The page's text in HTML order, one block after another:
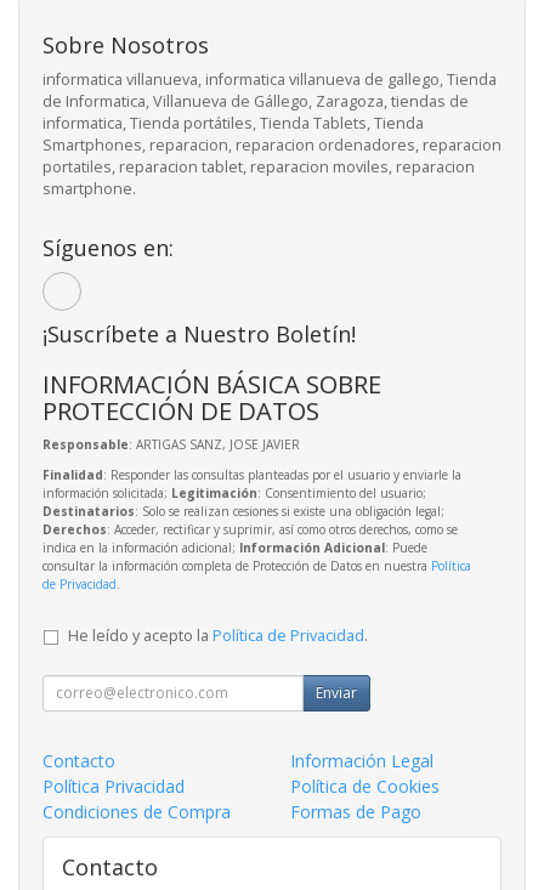
Sobre Nosotros
informatica villanueva, informatica villanueva de gallego, Tienda
de Informatica, Villanueva de Gállego, Zaragoza, tiendas de
informatica, Tienda portátiles, Tienda Tablets, Tienda
Smartphones, reparacion, reparacion ordenadores, reparacion
portatiles, reparacion tablet, reparacion moviles, reparacion
smartphone.
Síguenos en:
¡Suscríbete a Nuestro Boletín!
INFORMACIÓN BÁSICA SOBRE
PROTECCIÓN DE DATOS
Responsable: ARTIGAS SANZ, JOSE JAVIER
Finalidad: Responder las consultas planteadas por el usuario y enviarle la
información solicitada; Legitimación: Consentimiento del usuario;
Destinatarios: Solo se realizan cesiones si existe una obligación legal;
Derechos: Acceder, rectificar y suprimir, así como otros derechos, como se
indica en la información adicional; Información Adicional: Puede
consultar la información completa de Protección de Datos en nuestra Política
de Privacidad
He leído y acepto la Política de Privacidad.
Enviar
Contacto
Información Legal
Política Privacidad
Política de Cookies
Condiciones de Compra
Formas de Pago
Contacto